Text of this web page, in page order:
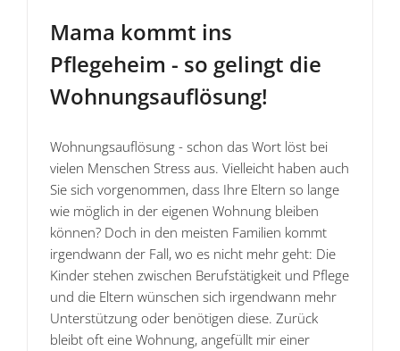
Mama kommt ins
Pflegeheim - so gelingt die
Wohnungsauflösung!
Wohnungsauflösung - schon das Wort löst bei
vielen Menschen Stress aus. Vielleicht haben auch
Sie sich vorgenommen, dass Ihre Eltern so lange
wie möglich in der eigenen Wohnung bleiben
können? Doch in den meisten Familien kommt
irgendwann der Fall, wo es nicht mehr geht: Die
Kinder stehen zwischen Berufstätigkeit und Pflege
und die Eltern wünschen sich irgendwann mehr
Unterstützung oder benötigen diese. Zurück
bleibt oft eine Wohnung, angefüllt mir einer